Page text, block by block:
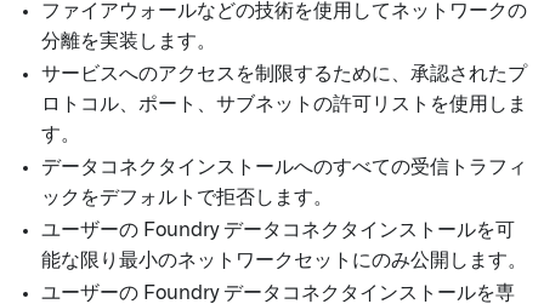
ファイアウォールなどの技術を使用してネットワークの
分離を実装します。
サービスへのアクセスを制限するために、承認されたプ
ロトコル、ポート、サブネットの許可リストを使用しま
す。
データコネクタインストールへのすべての受信トラフィ
ックをデフォルトで拒否します。
ユーザーの Foundry データコネクタインストールを可
能な限り最小のネットワークセットにのみ公開します。
ユーザーの Foundry データコネクタインストールを専